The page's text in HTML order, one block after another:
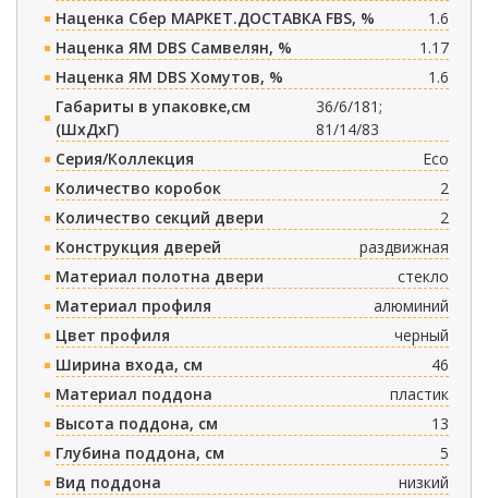
Наценка Сбер МАРКЕТ.ДОСТАВКА FBS, %
1.6
Наценка ЯМ DBS Самвелян, %
1.17
Наценка ЯМ DBS Хомутов, %
1.6
Габариты в упаковке,см
(ШxДxГ)
36/6/181;
81/14/83
Серия/Коллекция
Eco
Количество коробок
2
Количество секций двери
2
Конструкция дверей
раздвижная
Материал полотна двери
стекло
Материал профиля
алюминий
Цвет профиля
черный
Ширина входа, см
46
Материал поддона
пластик
Высота поддона, см
13
Глубина поддона, см
5
Вид поддона
низкий